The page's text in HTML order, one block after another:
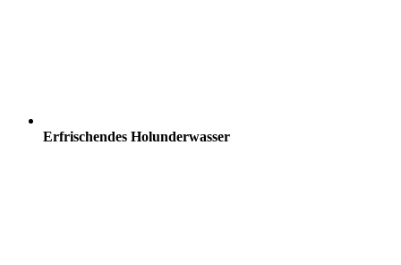
Erfrischendes Holunderwasser